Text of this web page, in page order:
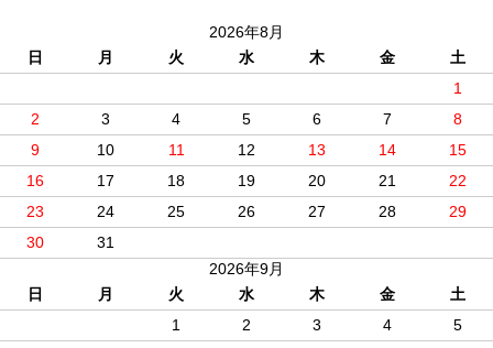
2026年8月
日
月 火 水 木 金
土
1
2
3 4 5 6 7
8
9
10 11 12 13 14
15
16
17 18 19 20 21
22
23
24 25 26 27 28
29
30
31
2026年9月
日
月 火 水 木 金
土
1
2 3 4
5